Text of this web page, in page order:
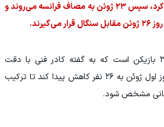
ژوئن برابر نروژ برگزار خواهند کرد، سپس ۲۳ ژوئن به مصاف فرانسه می‌روند و
فهرست اولیه عراق شامل ۳۴ بازیکن است که به گفته کادر فنی با دقت
انتخاب شده‌اند و قرار است روز اول ژوئن به ۲۶ نفر کاهش پیدا کند تا ترکیب
مشخص شود.